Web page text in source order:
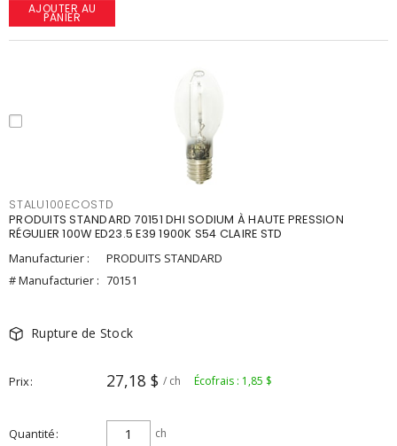
AJOUTER AU
PANIER
STALU100ECOSTD
PRODUITS STANDARD 70151 DHI SODIUM À HAUTE PRESSION
RÉGULIER 100W ED23.5 E39 1900K S54 CLAIRE STD
Manufacturier :
PRODUITS STANDARD
# Manufacturier : 70151
Rupture de Stock
Prix 27,18 $ / ch Écofrais : 1,85 $
Quantité ch